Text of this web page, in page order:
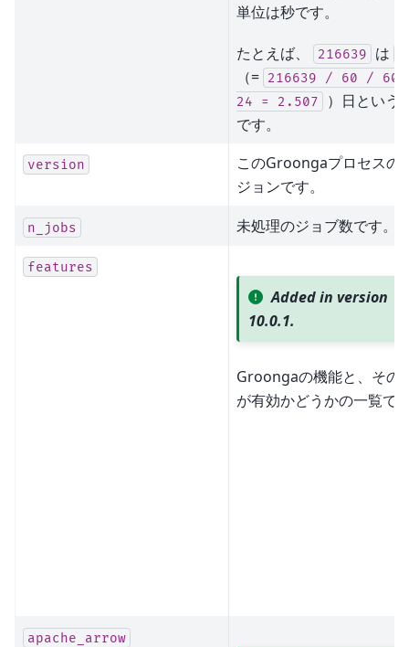
単位は秒です。
たとえば、 216639 は
（= 216639 / 60 / 60
24
= 2.507
）日という
です。
version
このGroongaプロセスの
ジョンです。
n_jobs 未処理のジョブ数です。
features
Added in version
10.0.1.
Groongaの機能と、その
が有効かどうかの一覧で
apache_arrow